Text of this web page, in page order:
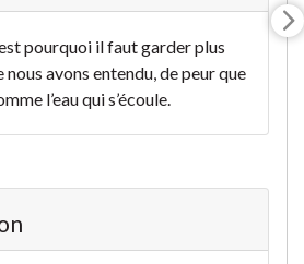
pourquoi il faut garder plus
avons entendu, de peur que
l’eau qui s’écoule.